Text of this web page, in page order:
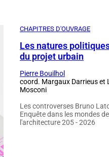
CHAPITRES D'OUVRAGE
Les natures
du projet urbain
Pierre Bouilhol
coord. Margaux Darrieus et
Mosconi
Les controverses Bruno
Enquête dans les mondes de
l'architecture 205 - 2026